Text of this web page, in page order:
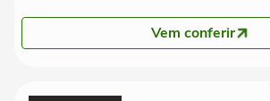
Vem conferir